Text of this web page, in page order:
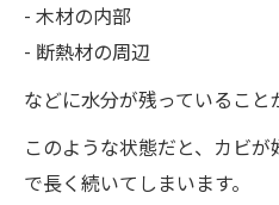
- 木材の内部
- 断熱材の周辺
などに水分が残っていること
このような状態だと、カビ
で長く続いてしまいます。